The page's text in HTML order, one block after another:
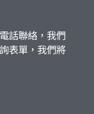
話聯絡，我們
表單，我們將